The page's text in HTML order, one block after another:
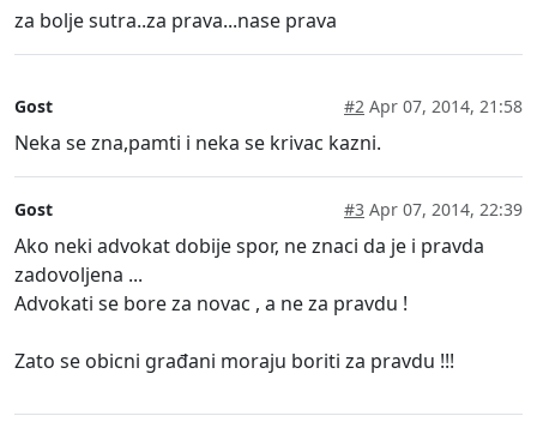
za bolje sutra..za prava...nase prava
Gost #2 Apr 07, 2014, 21:58
Neka se zna,pamti i neka se krivac kazni.
Gost #3 Apr 07, 2014, 22:39
Ako neki advokat dobije spor, ne znaci da je i pravda
zadovoljena ...
Advokati se bore za novac , a ne za pravdu !
Zato se obicni građani moraju boriti za pravdu !!!